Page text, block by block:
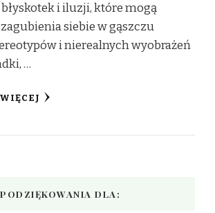
i iluzji, które mogą
siebie w gąszczu
i nierealnych wyobrażeń
…
PODZIĘKOWANIA DLA: